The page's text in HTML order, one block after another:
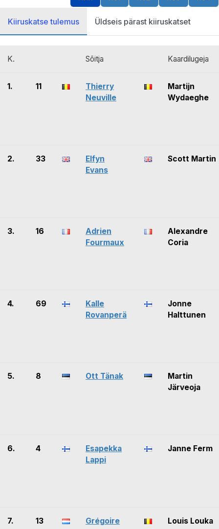
Kiiruskatse tulemus Üldseis pärast kiiruskatset
K. Sõitja Kaardilugeja
1. 11
Thierry
Neuville
Martijn
Wydaeghe
2. 33
Elfyn
Evans
Scott Martin
3. 16
Adrien
Fourmaux
Alexandre
Coria
4. 69
Kalle
Rovanperä
Jonne
Halttunen
5. 8 Ott Tänak
Martin
Järveoja
6. 4
Esapekka
Lappi
Janne Ferm
7. 13
Grégoire
Louis Louka